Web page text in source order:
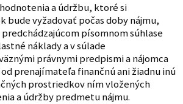
a údržbu, ktoré si
bude vyžadovať počas doby nájmu,
písomnom súhlase
náklady a v súlade
právnymi predpismi a nájomca
prenajímateľa finančnú ani žiadnu inú
prostriedkov ním vložených
a údržby predmetu nájmu.